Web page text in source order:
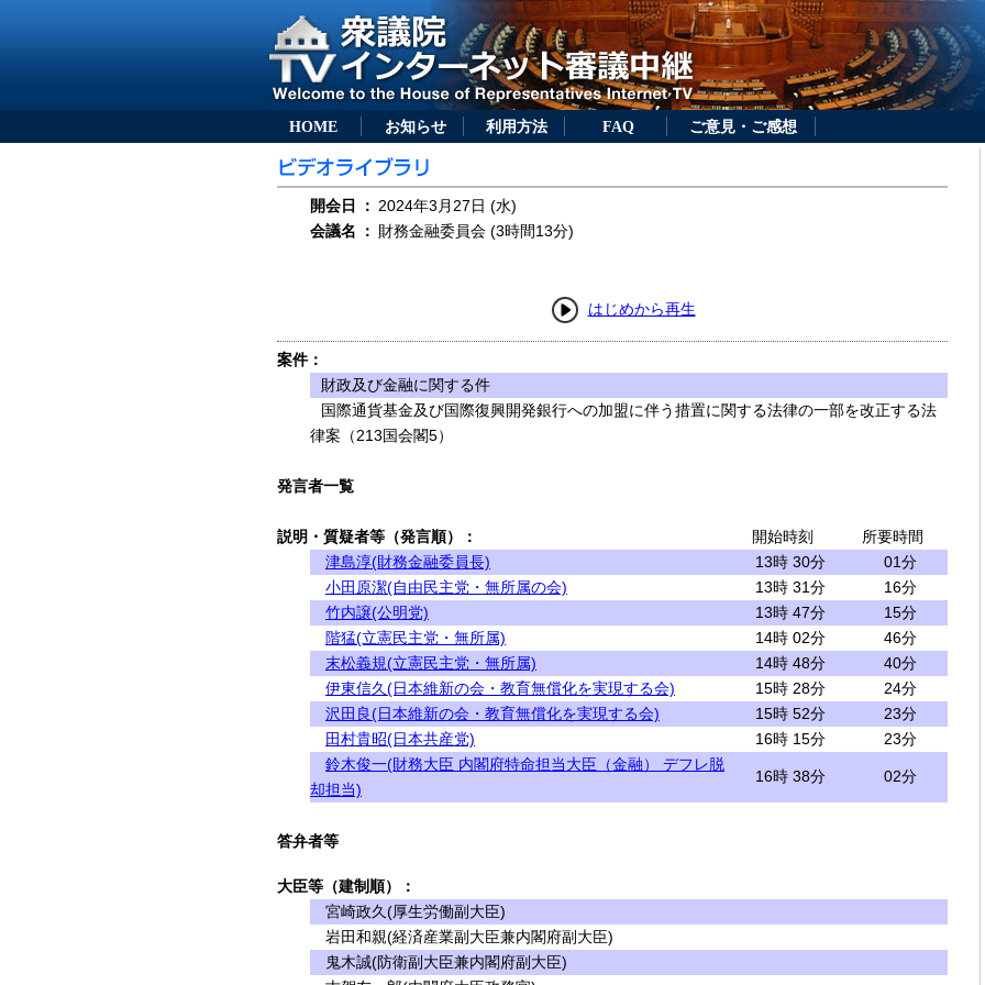
HOME お知らせ 利用方法 FAQ ご意見・ご感想
開会日 ： 2024年3月27日 (水)
会議名
： 財務金融委員会 (3時間13分)
はじめから再生
案件：
財政及び金融に関する件
国際通貨基金及び国際復興開発銀行への加盟に伴う措置に関する法律の一部を改正する法
律案（213国会閣5）
発言者一覧
説明・質疑者等（発言順）： 開始時刻
所要時間
津島淳(財務金融委員長)
13時 30分
01分
小田原潔(自由民主党・無所属の会)
13時 31分
16分
竹内譲(公明党)
13時 47分
15分
階猛(立憲民主党・無所属)
14時 02分
46分
末松義規(立憲民主党・無所属)
14時 48分
40分
伊東信久(日本維新の会・教育無償化を実現する会)
15時 28分
24分
沢田良(日本維新の会・教育無償化を実現する会)
15時 52分
23分
田村貴昭(日本共産党)
16時 15分
23分
鈴木俊一(財務大臣 内閣府特命担当大臣（金融） デフレ脱
却担当)
16時 38分 02分
答弁者等
大臣等（建制順）：
宮崎政久(厚生労働副大臣)
岩田和親(経済産業副大臣兼内閣府副大臣)
鬼木誠(防衛副大臣兼内閣府副大臣)